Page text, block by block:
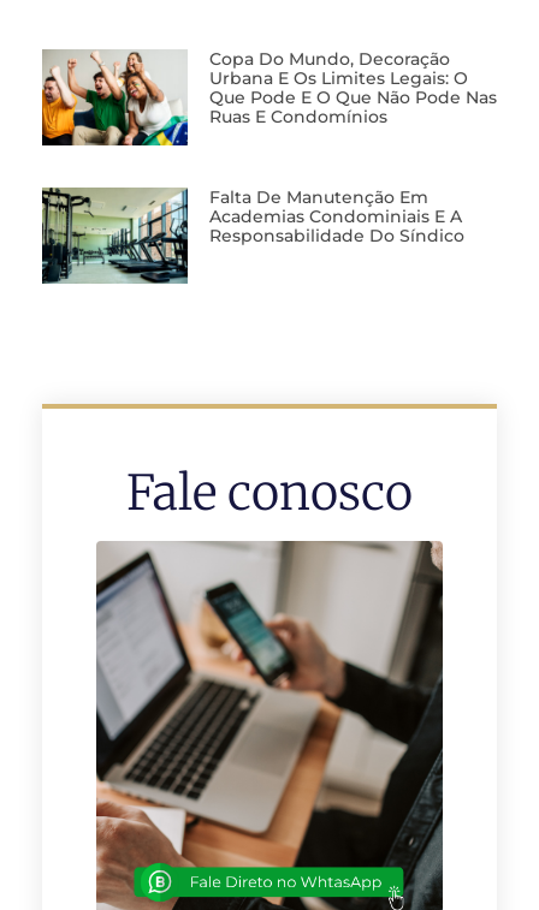
Copa Do Mundo, Decoração
Urbana E Os Limites Legais: O
Que Pode E O Que Não Pode Nas
Ruas E Condomínios
Falta De Manutenção Em
Academias Condominiais E A
Responsabilidade Do Síndico
Fale conosco